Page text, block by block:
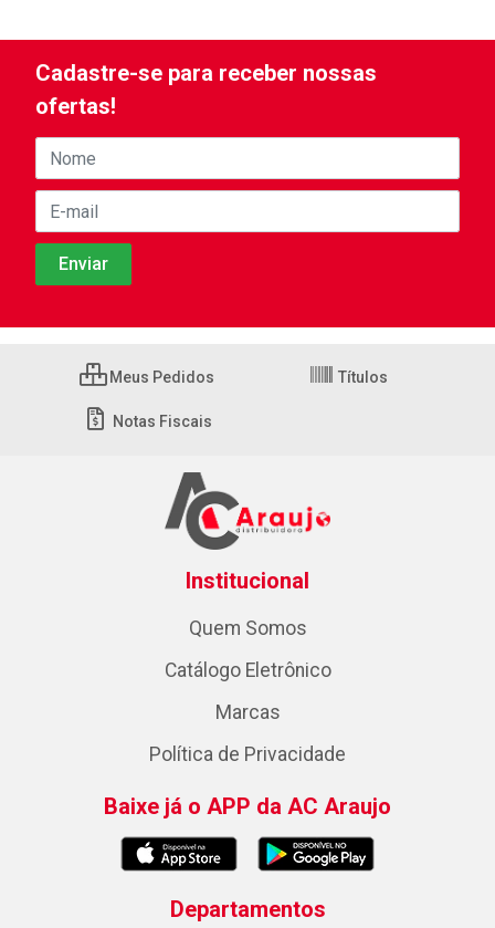
Cadastre-se para receber nossas
ofertas!
Meus Pedidos Títulos
Notas Fiscais
Institucional
Quem Somos
Catálogo Eletrônico
Marcas
Política de Privacidade
Baixe já o APP da AC Araujo
Departamentos